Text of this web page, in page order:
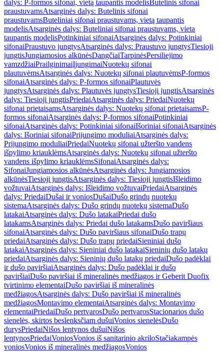
dalys: P-formos sifonai, vietą taupantis modelisButelinis sifonai
praustuvamsAtsarginės dalys: Butelinis sifonai
praustuvamsButeliniai sifonai praustuvams, vietą taupantis
modelisAtsarginės dalys: Buteliniai sifonai praustuvams, vietą
taupantis modelisPotinkiniai sifonaiAtsarginės dalys: Potinkiniai
sifonaiPraustuvo jungtysAtsarginės dalys: Praustuvo jungtysTiesioji
jungtisJungiamosios alkūnėsDangčiaiTarpinėsPersiliejimo
vamzdžiaiPrailginimaiĮjungimaiNuotekų sifonai
plautuvėmsAtsarginės dalys: Nuotekų sifonai plautuvėmsP-formos
sifonaiAtsarginės dalys: P-formos sifonaiPlautuvės
jungtysAtsarginės dalys: Plautuvės jungtysTiesioji jungtisAtsarginės
dalys: Tiesioji jungtisPriedaiAtsarginės dalys: PriedaiNuotekų
sifonai prietaisamsAtsarginės dalys: Nuotekų sifonai prietaisamsP-
formos sifonaiAtsarginės dalys: P-formos sifonaiPotinkiniai
sifonaiAtsarginės dalys: Potinkiniai sifonaiIšoriniai sifonaiAtsarginės
dalys: Išoriniai sifonaiPrijungimo moduliaiAtsarginės dalys:
Prijungimo moduliaiPriedaiNuotekų sifonai užteršto vandens
išpylimo kriauklėmsAtsarginės dalys: Nuotekų sifonai užteršto
vandens išpylimo kriauklėmsSifonaiAtsarginės dalys:
SifonaiJungiamosios alkūnėsAtsarginės dalys: Jungiamosios
alkūnėsTiesioji jungtisAtsarginės dalys: Tiesioji jungtisIšleidimo
vožtuvaiAtsarginės dalys: Išleidimo vožtuvaiPriedaiAtsarginės
dalys: PriedaiDušai ir voniosDušaiDušo grindų nuotekų
sistemaAtsarginės dalys: Dušo grindų nuotekų sistemaDušo
latakaiAtsarginės dalys: Dušo latakaiPriedai dušo
latakamsAtsarginės dalys: Priedai dušo latakamsDušo paviršiaus
sifonaiAtsarginės dalys: Dušo paviršiaus sifonaiDušo trapų
priedaiAtsarginės dalys: Dušo trapų priedaiSieniniai dušo
latakaiAtsarginės dalys: Sieniniai dušo latakaiSieninių dušo latakų
priedaiAtsarginės dalys: Sieninių dušo latakų priedaiDušo padėklai
ir dušo paviršiaiAtsarginės dalys: Dušo padėklai ir dušo
paviršiaiDušo paviršiai iš mineralinės medžiagos ir Geberit Duofix
tvirtinimo elementaiDušo paviršiai iš mineralinės
medžiagosAtsarginės dalys: Dušo paviršiai iš mineralinės
medžiagosMontavimo elementaiAtsarginės dalys: Montavimo
elementaiPriedaiDušo pertvarosDušo pertvarosStacionarios dušo
sienelės, skirtos beslenksčiam dušuiVonios sienelėsDušo
durysPriedaiNišos lentynos dušuiNišos
lentynosPriedaiVoniosVonios iš sanitarinio akriloStačiakampės
voniosVonios iš mineralinės medžiagosVonios